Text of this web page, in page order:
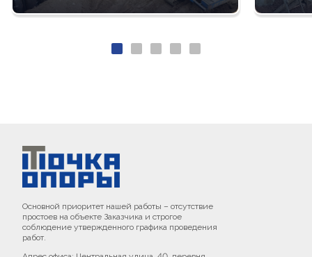
Основной приоритет нашей работы – отсутствие
простоев на объекте Заказчика и строгое
соблюдение утвержденного графика проведения
работ.